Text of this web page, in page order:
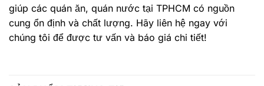
giúp các quán ăn, quán nước tại TPHCM có nguồn
cung ổn định và chất lượng. Hãy liên hệ ngay với
chúng tôi để được tư vấn và báo giá chi tiết!